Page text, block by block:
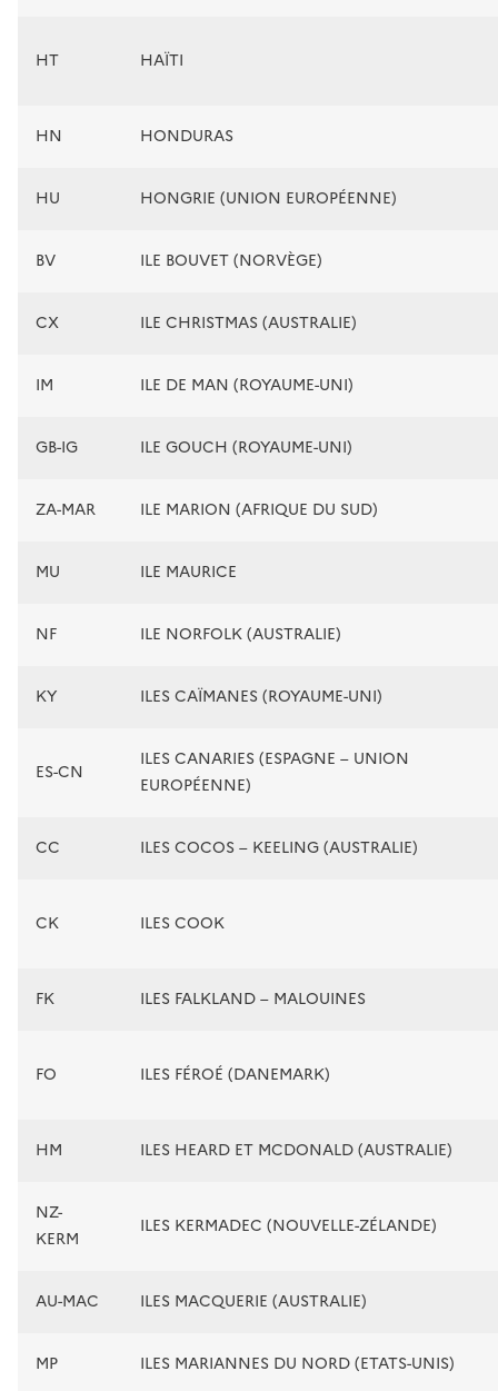
HT HAÏTI
HN HONDURAS
HU HONGRIE (UNION EUROPÉENNE)
BV ILE BOUVET (NORVÈGE)
CX ILE CHRISTMAS (AUSTRALIE)
IM ILE DE MAN (ROYAUME-UNI)
GB-IG ILE GOUCH (ROYAUME-UNI)
ZA-MAR ILE MARION (AFRIQUE DU SUD)
MU ILE MAURICE
NF ILE NORFOLK (AUSTRALIE)
KY ILES CAÏMANES (ROYAUME-UNI)
ES-CN
ILES CANARIES (ESPAGNE – UNION
EUROPÉENNE)
CC ILES COCOS – KEELING (AUSTRALIE)
CK ILES COOK
FK ILES FALKLAND – MALOUINES
FO ILES FÉROÉ (DANEMARK)
HM ILES HEARD ET MCDONALD (AUSTRALIE)
NZ-
KERM
ILES KERMADEC (NOUVELLE-ZÉLANDE)
AU-MAC ILES MACQUERIE (AUSTRALIE)
MP ILES MARIANNES DU NORD (ETATS-UNIS)